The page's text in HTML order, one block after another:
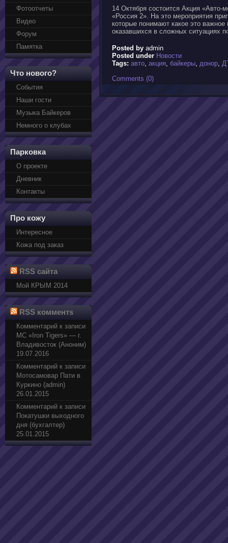
Фотоотчеты
Видео
Форум
Памятка
Что нового?
События
Наши гости
Музыка Байкеров
Немного о клубах
Парковка
О проекте
Дневник
Контакты
Про кожу
Интересное
Кожа под заказ
RSS сайта
Мой КРЫМ 2014
RSS комментs
Комментарий к записи
МС «Iron Tigers» — г.
Владивосток (Аноним)
19.07.2016
Комментарий к записи
Мотосамовар Пати в
Куркино (admin)
26.01.2015
Комментарий к записи
Покатушки выходного
дня (бухгалтер)
25.01.2015
14 Октября состоится Акция «Авто-
«Россия 2». На это мероприятия
которые понимают какое это
оказавшихся в сложных ситуациях
Posted by admin
Posted under Новости
Tags: авто, акция, байкеры, донор,
Comments (0)